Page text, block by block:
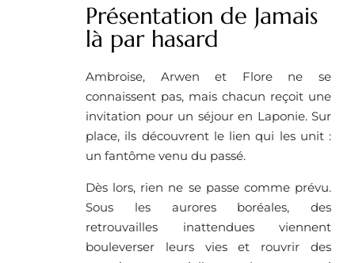
Présentation de Jamais
là par hasard
Ambroise, Arwen et Flore ne se
connaissent pas, mais chacun reçoit une
invitation pour un séjour en Laponie. Sur
place, ils découvrent le lien qui les unit :
un fantôme venu du passé.
Dès lors, rien ne se passe comme prévu.
Sous les aurores boréales, des
retrouvailles inattendues viennent
bouleverser leurs vies et rouvrir des